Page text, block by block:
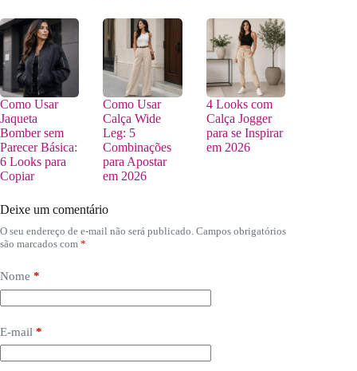
Como Usar
Jaqueta
Bomber sem
Parecer Básica:
6 Looks para
Copiar
Como Usar
Calça Wide
Leg: 5
Combinações
para Apostar
em 2026
4 Looks com
Calça Jogger
para se Inspirar
em 2026
Deixe um comentário
O seu endereço de e-mail não será publicado. Campos obrigatórios
são marcados com *
Nome *
E-mail *